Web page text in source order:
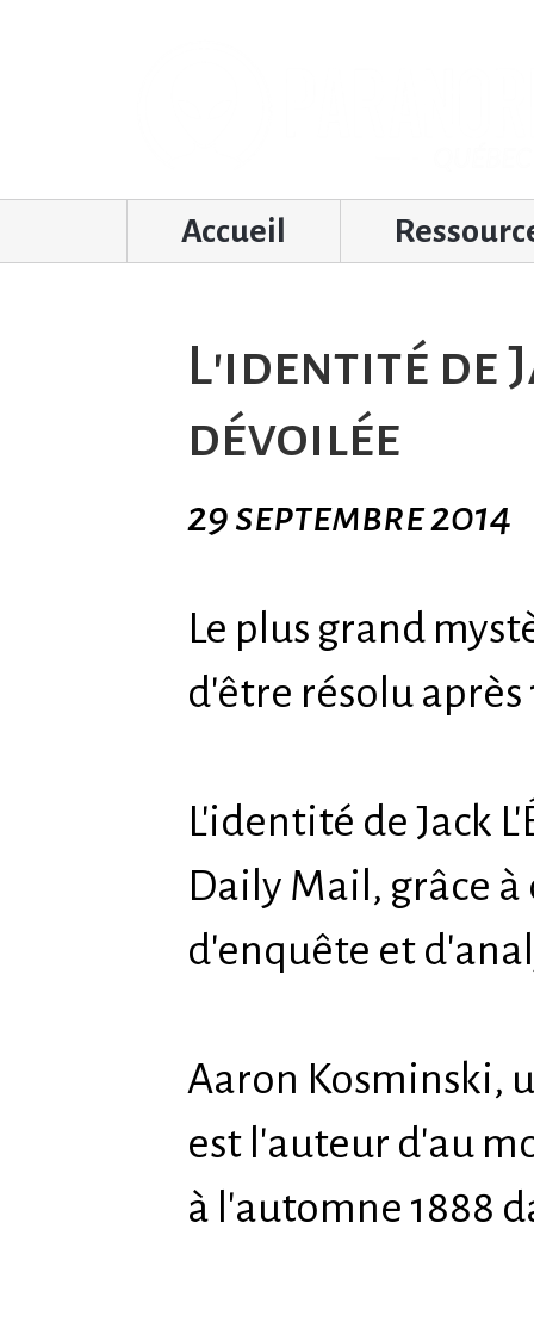
Accueil
L'identité de
dévoilée
29 septembre 2014
Le plus grand
d'être résolu après
L'identité de Jack
Daily Mail, grâce
d'enquête et
Aaron Kosminski,
est l'auteur d'au
à l'automne 1888